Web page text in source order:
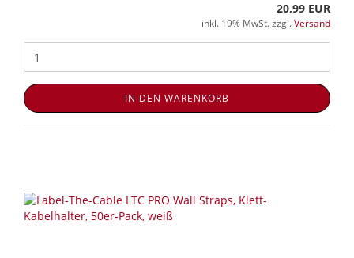
20,99 EUR
inkl. 19% MwSt. zzgl.Versand
IN DEN WARENKORB